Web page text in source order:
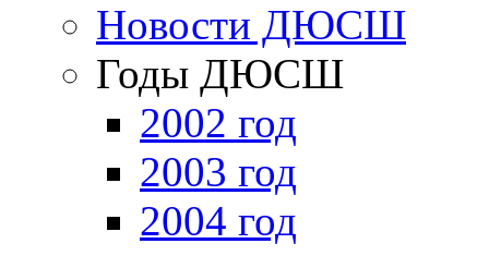
Новости ДЮСШ
Годы ДЮСШ
2002 год
2003 год
2004 год